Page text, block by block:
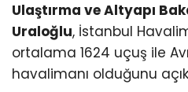
Ulaştırma ve Altyapı
Uraloğlu, İstanbul
ortalama 1624 uçuş ile
havalimanı olduğunu